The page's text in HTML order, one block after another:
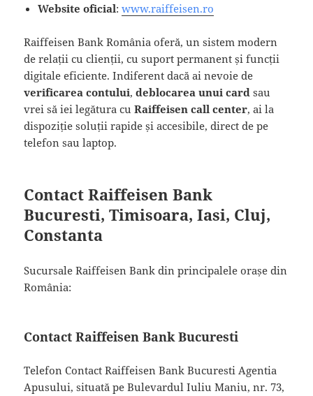
Website oficial:www.raiffeisen.ro
Raiffeisen Bank România oferă, un sistem modern
de relații cu clienții, cu suport permanent și funcții
digitale eficiente. Indiferent dacă ai nevoie de
verificarea contului,deblocarea unui card sau
vrei să iei legătura cuRaiffeisen call center, ai la
dispoziție soluții rapide și accesibile, direct de pe
telefon sau laptop.
Contact Raiffeisen Bank
Bucuresti, Timisoara, Iasi, Cluj,
Constanta
Sucursale Raiffeisen Bank din principalele orașe din
România:
Contact Raiffeisen Bank Bucuresti
Telefon Contact Raiffeisen Bank Bucuresti Agentia
Apusului, situată pe Bulevardul Iuliu Maniu, nr. 73,